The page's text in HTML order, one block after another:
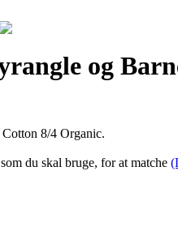
og
8/4 Organic.
du skal bruge, for at matche